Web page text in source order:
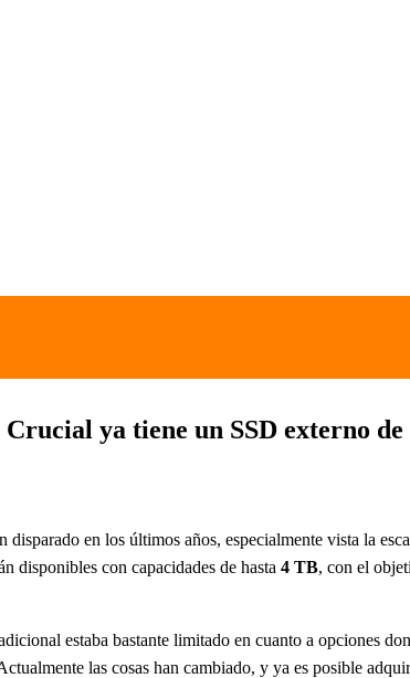
ya tiene un SSD externo
disparado en los últimos años, especialmente vista la
disponibles con capacidades de hasta 4 TB, con el
estaba bastante limitado en cuanto a opciones
las cosas han cambiado, y ya es posible